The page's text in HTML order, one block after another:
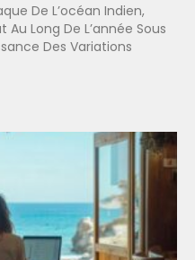
De L’océan Indien,
Long De L’année Sous
Des Variations